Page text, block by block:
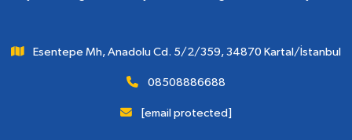
Esentepe Mh, Anadolu Cd. 5/2/359, 34870 Kartal/İstanbul
08508886688
[email protected]